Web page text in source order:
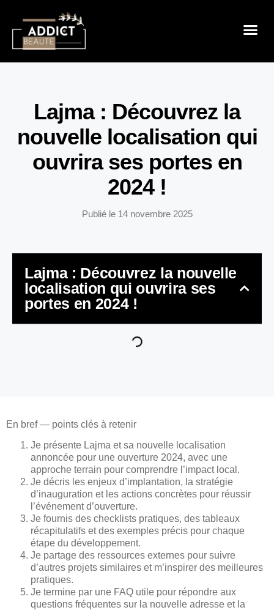
Lajma : Découvrez la
nouvelle localisation qui
ouvrira ses portes en
2024 !
Publié le 14 novembre 2025
Lajma : Découvrez la nouvelle
localisation qui ouvrira ses
portes en 2024 !
En bref — points clés à retenir
Je présente Lajma et sa nouvelle localisation
annoncée pour une ouverture 2024, avec une
approche terrain pour comprendre l’impact local.
Je décris les enjeux d’implantation, la stratégie
d’inauguration et les actions concrètes pour réussir
l’événement d’ouverture.
Je fournis des checklists pratiques, des tableaux
récapitulatifs et des exemples précis pour chaque
étape du développement.
Je partage des ressources externes pour suivre
d’autres projets similaires et m’inspirer des meilleures
pratiques.
Je termine par une FAQ utile pour répondre aux
questions fréquentes sur la nouvelle adresse et la